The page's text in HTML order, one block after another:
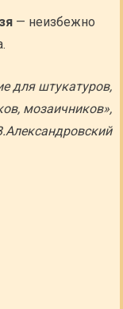
— неизбежно
для штукатуров,
мозаичников»,